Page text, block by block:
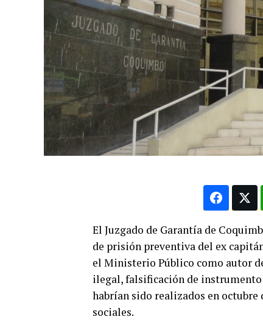
El Juzgado de Garantía de
de prisión preventiva del ex
el Ministerio Público como autor
ilegal, falsificación de
habrían sido realizados en
sociales.